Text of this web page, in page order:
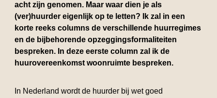
acht zijn genomen. Maar waar dien je als
(ver)huurder eigenlijk op te letten? Ik zal in een
korte reeks columns de verschillende huurregimes
en de bijbehorende opzeggingsformaliteiten
bespreken. In deze eerste column zal ik de
huurovereenkomst woonruimte bespreken.
In Nederland wordt de huurder bij wet goed